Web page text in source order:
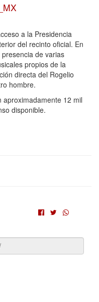
a la Presidencia
del recinto oficial. En
de varias
propios de la
directa del Rogelio
hombre.
aproximadamente 12 mil
disponible.